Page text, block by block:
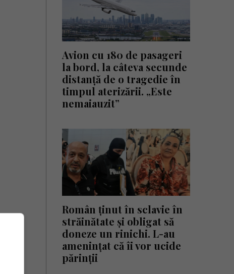
Avion cu 180 de pasageri
la bord, la câteva secunde
distanță de o tragedie în
timpul aterizării. „Este
nemaiauzit”
Român ținut în sclavie în
străinătate și obligat să
doneze un rinichi. L-au
amenințat că îi vor ucide
părinții